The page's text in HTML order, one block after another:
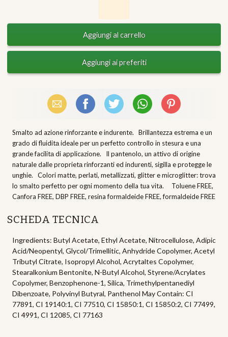
Email FacebookX (Twitter)WhatsAppPinterest
Smalto ad azione rinforzante e indurente. Brillantezza estrema e un
grado di fluiditа ideale per un perfetto controllo in stesura e una
grande facilitа di applicazione. Il pantenolo, un attivo di origine
naturale dalle proprietа rinforzanti ed indurenti, sigilla e protegge le
unghie. Colori matte, perlati, metallizzati, glitter e microglitter: trova
lo smalto perfetto per ogni momento della tua vita. Toluene FREE,
Canfora FREE, DBP FREE, resina formaldeide FREE, formaldeide FREE
SCHEDA TECNICA
Ingredients: Butyl Acetate, Ethyl Acetate, Nitrocellulose, Adipic
Acid/Neopentyl, Glycol/Trimellitic, Anhydride Copolymer, Acetyl
Tributyl Citrate, Isopropyl Alcohol, Acrytaltes Copolymer,
Stearalkonium Bentonite, N-Butyl Alcohol, Styrene/Acrylates
Copolymer, Benzophenone-1, Silica, Trimethylpentanediyl
Dibenzoate, Polyvinyl Butyral, Panthenol May Contain: CI
77891, CI 19140:1, CI 77510, CI 15850:1, CI 15850:2, CI 77499,
CI 4991, CI 12085, CI 77163